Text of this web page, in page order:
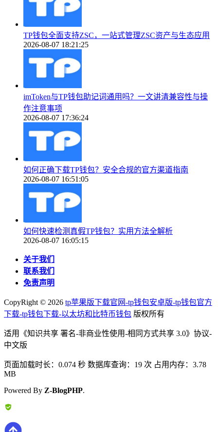
TP钱包全面支持ZSC，一站式管理ZSC资产与生态应用
2026-08-07 18:21:25
imToken与TP钱包助记词通用吗？一文讲清兼容性与操
作注意事项
2026-08-07 17:36:24
如何正确下载TP钱包？安全合规的官方渠道指南
2026-08-07 16:51:05
如何快速检测真假TP钱包？实用方法全解析
2026-08-07 16:05:15
关于我们
联系我们
免责声明
CopyRight © 2026 tp苹果版下载官网-tp钱包安卓版-tp钱包官方
下载-tp钱包下载-以太坊和比特币钱包 版权所有
适用《知识共享 署名-非商业性使用-相同方式共享 3.0》协议-
中文版
页面加载时长：0.074 秒 数据库查询：19 次 占用内存：3.78
MB
Powered By Z-BlogPHP.